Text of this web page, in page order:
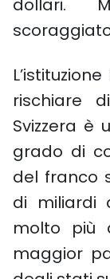
dollari.
rischiare
Svizzera è
grado di
del franco
di miliardi
molto più
maggior